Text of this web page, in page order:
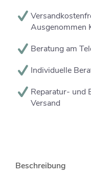
Ausgenommen
Beratung am
Individuelle
Reparatur- und
Versand
Beschreibung